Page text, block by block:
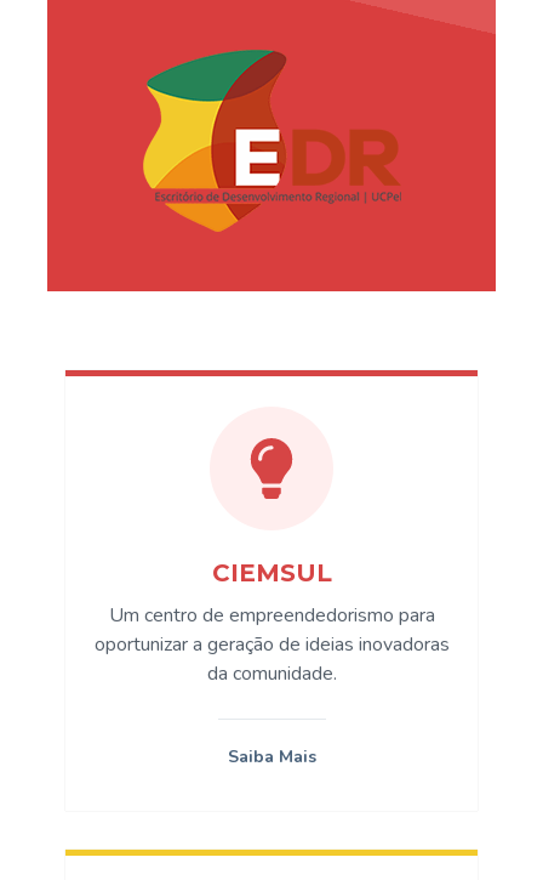
CIEMSUL
Um centro de empreendedorismo para
oportunizar a geração de ideias inovadoras
da comunidade.
Saiba Mais